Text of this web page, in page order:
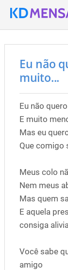
Eu não
muito...
Eu não
E muito
Mas eu
Que comigo
Meus colo
Nem meus
Mas quem
E aquela
consiga
Você sabe
amigo